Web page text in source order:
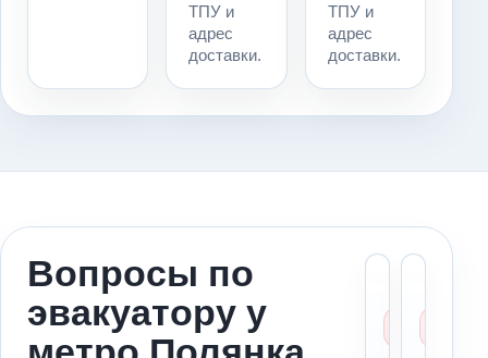
ТПУ и
адрес
доставки.
ТПУ и
адрес
доставки.
Вопросы по
эвакуатору у